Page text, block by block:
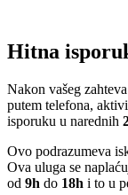
Hitna
Nakon vašeg
putem telefona,
isporuku u narednih
Ovo podrazumeva
Ova uluga se
od 9h do 18h i to u